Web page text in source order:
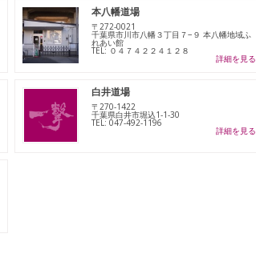
本八幡道場
〒272-0021
千葉県市川市八幡３丁目７−９ 本八幡地域ふ
れあい館
TEL: ０４７４２２４１２８
詳細を見る
白井道場
〒270-1422
千葉県白井市堀込1-1-30
TEL: 047-492-1196
詳細を見る